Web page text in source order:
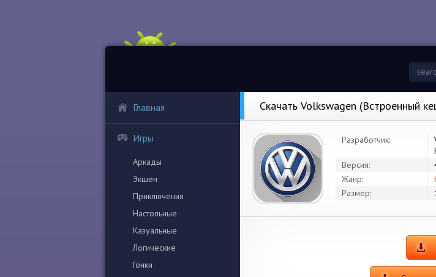
Главная
Игры
Аркады
Экшен
Приключения
Настольные
Казуальные
Логические
Гонки
Скачать Volkswagen (Встроенный
Разработчик:
Версия:
Жанр:
Размер: